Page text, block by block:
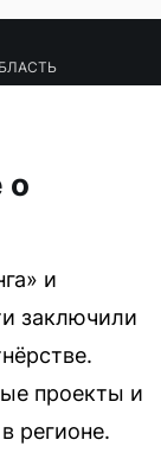
о
и
заключили
проекты и
регионе.